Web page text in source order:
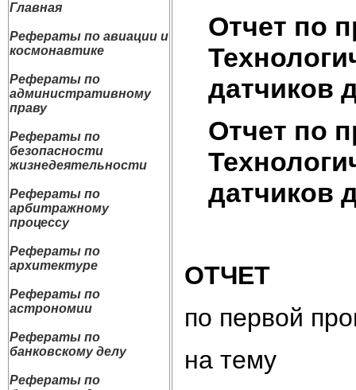
Главная
Рефераты по авиации и
космонавтике
Рефераты по
административному
праву
Рефераты по
безопасности
жизнедеятельности
Рефераты по
арбитражному
процессу
Рефераты по
архитектуре
Рефераты по
астрономии
Рефераты по
банковскому делу
Рефераты по
Отчет по
датчиков
Отчет по
датчиков
ОТЧЕТ
по первой
на тему